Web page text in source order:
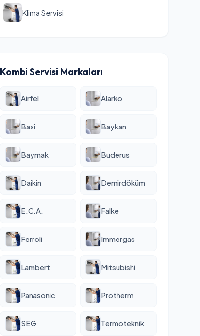
Klima Servisi
Kombi Servisi Markaları
Airfel Alarko
Baxi Baykan
Baymak Buderus
Daikin Demirdöküm
E.C.A. Falke
Ferroli Immergas
Lambert Mitsubishi
Panasonic Protherm
SEG Termoteknik